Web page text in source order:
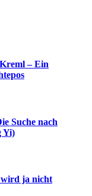
– Ein
Suche nach
Yi)
ja nicht